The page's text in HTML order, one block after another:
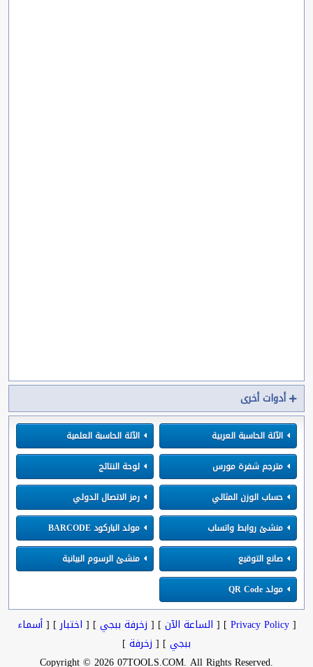
أدوات أخرى
الآلة الحاسبة العربية
الآلة الحاسبة العلمية
مترجم شفرة مورس
لوحة النتائج
حساب الوزن المثالي
رمز الاتصال الدولي
منشئ روابط واتساب
مولد الباركود BARCODE
صانع التوقيع
منشئ الرسوم البيانية
مولد QR Code
[
Privacy Policy
] [ الساعة الآن ] [ زخرفة ببجي ] [ اختبار] [أسماء
ببجي ] [ زخرفة ]
.Copyright © 2026 07TOOLS.COM. All Rights Reserved